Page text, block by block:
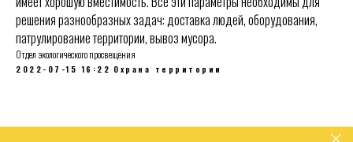
решения разнообразных задач: доставка людей, оборудования,
патрулирование территории, вывоз мусора.
Отдел экологического просвещения
2022-07-15 16:22 Охрана территории